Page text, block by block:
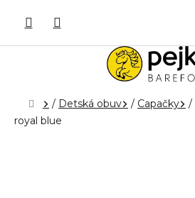
obsah
Domov
/ Detská obuv / Capačky /
royal blue